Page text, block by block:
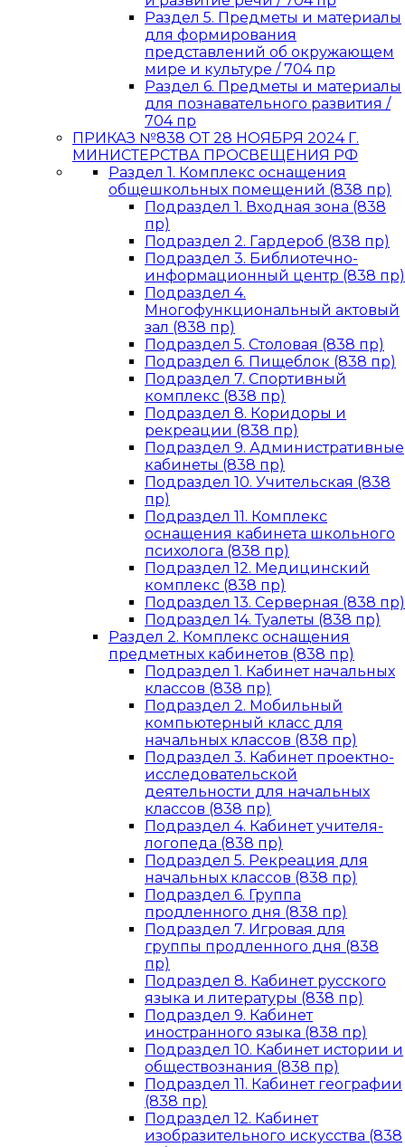
Раздел 5. Предметы и материалы
для формирования
представлений об окружающем
мире и культуре / 704 пр
Раздел 6. Предметы и материалы
для познавательного развития /
704 пр
ПРИКАЗ №838 ОТ 28 НОЯБРЯ 2024 Г.
МИНИСТЕРСТВА ПРОСВЕЩЕНИЯ РФ
Раздел 1. Комплекс оснащения
общешкольных помещений (838 пр)
Подраздел 1. Входная зона (838
пр)
Подраздел 2. Гардероб (838 пр)
Подраздел 3. Библиотечно-
информационный центр (838 пр)
Подраздел 4.
Многофункциональный актовый
зал (838 пр)
Подраздел 5. Столовая (838 пр)
Подраздел 6. Пищеблок (838 пр)
Подраздел 7. Спортивный
комплекс (838 пр)
Подраздел 8. Коридоры и
рекреации (838 пр)
Подраздел 9. Административные
кабинеты (838 пр)
Подраздел 10. Учительская (838
пр)
Подраздел 11. Комплекс
оснащения кабинета школьного
психолога (838 пр)
Подраздел 12. Медицинский
комплекс (838 пр)
Подраздел 13. Серверная (838 пр)
Подраздел 14. Туалеты (838 пр)
Раздел 2. Комплекс оснащения
предметных кабинетов (838 пр)
Подраздел 1. Кабинет начальных
классов (838 пр)
Подраздел 2. Мобильный
компьютерный класс для
начальных классов (838 пр)
Подраздел 3. Кабинет проектно-
исследовательской
деятельности для начальных
классов (838 пр)
Подраздел 4. Кабинет учителя-
логопеда (838 пр)
Подраздел 5. Рекреация для
начальных классов (838 пр)
Подраздел 6. Группа
продленного дня (838 пр)
Подраздел 7. Игровая для
группы продленного дня (838
пр)
Подраздел 8. Кабинет русского
языка и литературы (838 пр)
Подраздел 9. Кабинет
иностранного языка (838 пр)
Подраздел 10. Кабинет истории и
обществознания (838 пр)
Подраздел 11. Кабинет географии
(838 пр)
Подраздел 12. Кабинет
изобразительного искусства (838